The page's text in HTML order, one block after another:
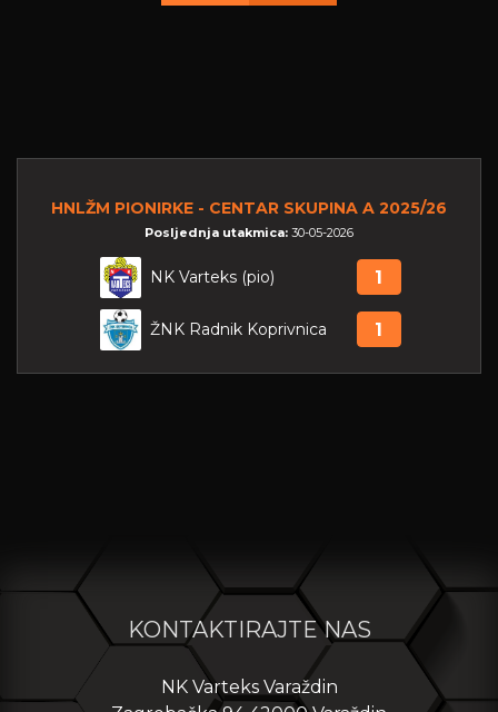
HNLŽM PIONIRKE - CENTAR SKUPINA A 2025/26
Posljednja utakmica: 30-05-2026
NK Varteks (pio) 1
ŽNK Radnik Koprivnica 1
KONTAKTIRAJTE NAS
NK Varteks Varaždin